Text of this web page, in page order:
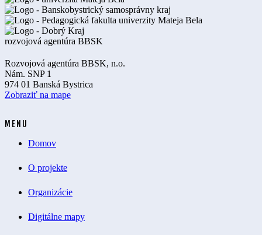
Rozvojová agentúra BBSK, n.o.
Nám. SNP 1
974 01 Banská Bystrica
Zobraziť na mape
MENU
Domov
O projekte
Organizácie
Digitálne mapy